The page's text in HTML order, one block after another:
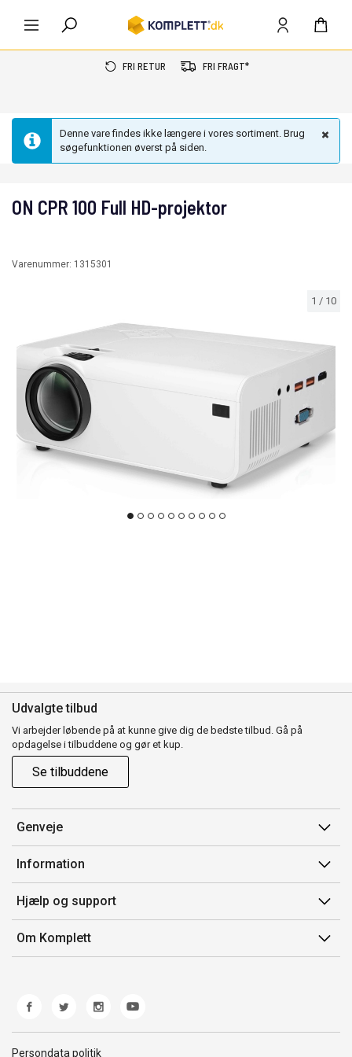
FRI RETUR FRI FRAGT*
Denne vare findes ikke længere i vores sortiment. Brug
søgefunktionen øverst på siden.
1 / 10
ON CPR 100 Full HD-projektor
Varenummer: 1315301
Udvalgte tilbud
Vi arbejder løbende på at kunne give dig de bedste tilbud. Gå på
opdagelse i tilbuddene og gør et kup.
Se tilbuddene
Genveje
Min side
Ordrehistorik
Gavekort
Information
Salgsbetingelser
Mærker/producent
Fortrydelsesret
Hjælp og support
Kontakt os
Kundeservice
Fejl/Mangler
Fragt og levering
Om Komplett
Persondata politik